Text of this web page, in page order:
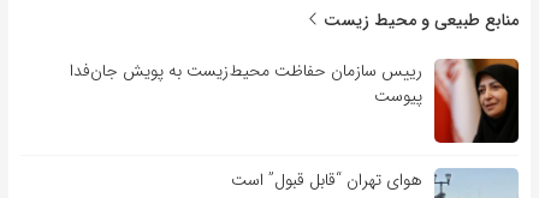
منابع طبیعی و محیط زیست
رییس سازمان حفاظت محیط‌زیست به پویش جان‌فدا
پیوست
هوای تهران “قابل قبول” است